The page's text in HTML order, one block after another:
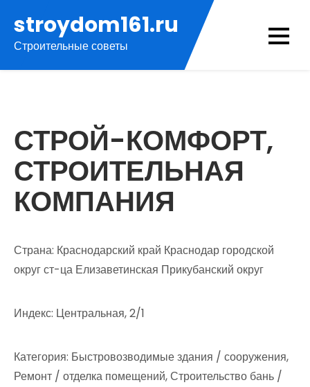
содержимому
stroydom161.ru
Строительные советы
СТРОЙ-КОМФОРТ,
СТРОИТЕЛЬНАЯ
КОМПАНИЯ
Страна: Краснодарский край Краснодар городской
округ ст-ца Елизаветинская Прикубанский округ
Индекс: Центральная, 2/1
Категория: Быстровозводимые здания / сооружения,
Ремонт / отделка помещений, Строительство бань /